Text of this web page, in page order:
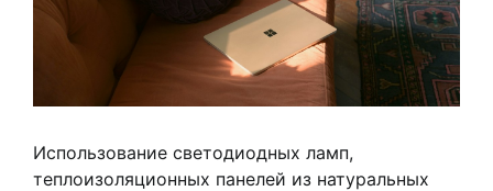
Использование светодиодных ламп,
теплоизоляционных панелей из натуральных